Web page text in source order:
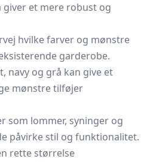
et mere robust og
hvilke farver og mønstre
garderobe.
navy og grå kan give et
mønstre tilføjer
som lommer, syninger og
påvirke stil og funktionalitet.
rette størrelse